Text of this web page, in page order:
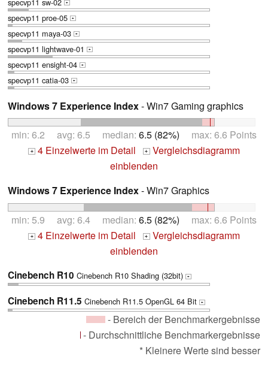
+
specvp11 proe-05 +
specvp11 maya-03 +
specvp11 lightwave-01 +
specvp11 ensight-04 +
specvp11 catia-03 +
Windows 7 Experience Index- Win7 Gaming graphics
min: 6.2 avg: 6.5 median: 6.5 (82%) max: 6.6 Points
+ 4 Einzelwerte im Detail + Vergleichsdiagramm
einblenden
Windows 7 Experience Index- Win7 Graphics
min: 5.9 avg: 6.4 median: 6.5 (82%) max: 6.6 Points
+ 4 Einzelwerte im Detail + Vergleichsdiagramm
einblenden
Cinebench R10 Cinebench R10 Shading (32bit) +
Cinebench R11.5 Cinebench R11.5 OpenGL 64 Bit +
- Bereich der Benchmarkergebnisse
- Durchschnittliche Benchmarkergebnisse
* Kleinere Werte sind besser